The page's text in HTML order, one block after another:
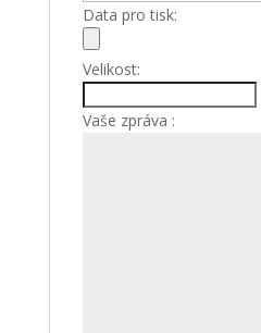
Data pro tisk:
Velikost:
Vaše zpráva :